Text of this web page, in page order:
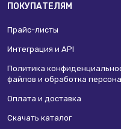
ПОКУПАТЕЛЯМ
Прайс-листы
Интеграция и API
Политика
файлов и обработка
Оплата и доставка
Скачать каталог